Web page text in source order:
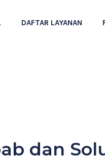
DAFTAR LAYANAN
dan